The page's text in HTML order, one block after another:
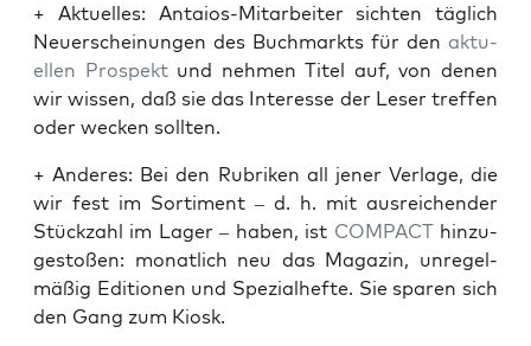
+ Aktu­el­les: Antai­os-Mit­ar­bei­ter sich­ten täg­lich
Neu­erschei­nun­gen des Buch­markts für den aktu­
el­len Pro­spektund neh­men Titel auf, von denen
wir wis­sen, daß sie das Inter­es­se der Leser tref­fen
oder wecken sollten.
+ Ande­res: Bei den Rubri­ken all jener Ver­la­ge, die
wir fest im Sor­ti­ment – d. h. mit aus­rei­chen­der
Stück­zahl im Lager – haben, ist COMPACThin­zu­
ge­sto­ßen: monat­lich neu das Maga­zin, unre­gel­
mä­ßig Edi­tio­nen und Spe­zi­al­hef­te. Sie spa­ren sich
den Gang zum Kiosk.